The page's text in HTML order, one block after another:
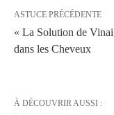
ASTUCE PRÉCÉDENTE
« La Solution de
dans les Cheveux
À DÉCOUVRIR AUSSI :